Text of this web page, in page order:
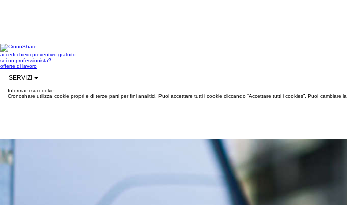
accedi chiedi preventivo gratuito
sei un professionista?
offerte di lavoro
SERVIZI
Informani sui cookie
Cronoshare utilizza cookie propri e di terze parti per fini analitici. Puoi accettare tutti i cookie cliccando “Accettare tutti i cookies”. Puoi cambiare la